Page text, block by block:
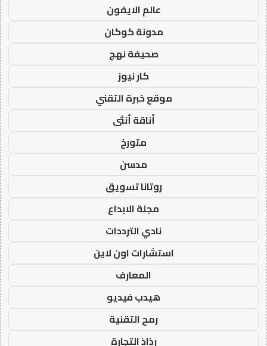
عالم الايفون
مدونة كوكان
صحيفة نهج
كار نيوز
موقع خبرة التقني
أناقة أنثى
متورخ
مدسن
روتانا تسويق
مجلة الابداع
نادي الترددات
استشارات اون لاين
المعارف
هيدب فيديو
رمح التقنية
رذاذ التجارة